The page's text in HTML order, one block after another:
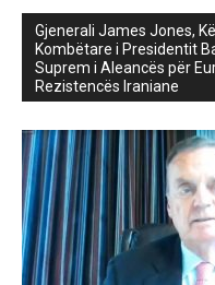
Gjenerali James Jones,
Kombëtare i Presidentit
Suprem i Aleancës për
Rezistencës Iraniane